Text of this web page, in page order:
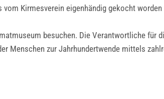
Kirmesverein eigenhändig gekocht worden
besuchen. Die Verantwortliche für
Menschen zur Jahrhundertwende mittels